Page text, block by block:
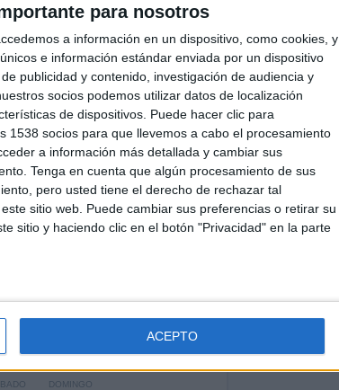
para nosotros
a información en un dispositivo, como cookies, y
e información estándar enviada por un dispositivo
publicidad y contenido, investigación de audiencia y
socios podemos utilizar datos de localización
de dispositivos. Puede hacer clic para
socios para que llevemos a cabo el procesamiento
a información más detallada y cambiar sus
Tenga en cuenta que algún procesamiento de sus
pero usted tiene el derecho de rechazar tal
sitio web. Puede cambiar sus preferencias o retirar su
sitio y haciendo clic en el botón "Privacidad" en la parte
ACEPTO
CANALES TV
SIN PARTIDO
GRATUÍTO
TOTAL
7
MÁXIMO
2
VS Vissel Kobe
8 (80%)
2 (20%)
DOMINGO